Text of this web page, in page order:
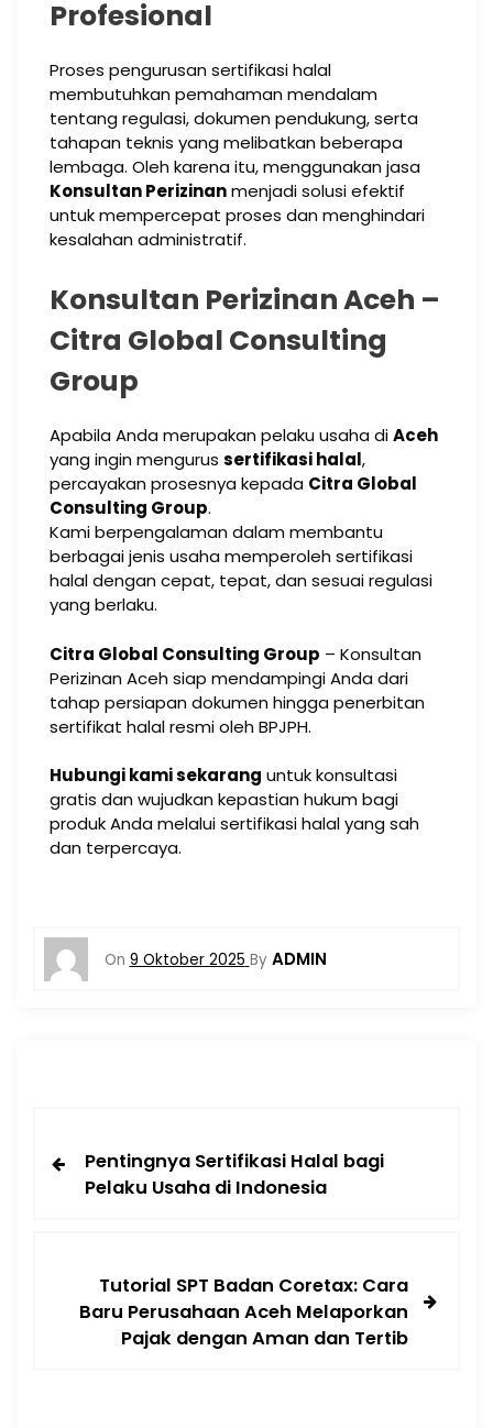
Profesional
Proses pengurusan sertifikasi halal
membutuhkan pemahaman mendalam
tentang regulasi, dokumen pendukung, serta
tahapan teknis yang melibatkan beberapa
lembaga. Oleh karena itu, menggunakan jasa
Konsultan Perizinanmenjadi solusi efektif
untuk mempercepat proses dan menghindari
kesalahan administratif.
Konsultan Perizinan Aceh –
Citra Global Consulting
Group
Apabila Anda merupakan pelaku usaha diAceh
yang ingin mengurus sertifikasi halal,
percayakan prosesnya kepada Citra Global
Consulting Group.
Kami berpengalaman dalam membantu
berbagai jenis usaha memperoleh sertifikasi
halal dengan cepat, tepat, dan sesuai regulasi
yang berlaku.
Citra Global Consulting Group – Konsultan
Perizinan Aceh siap mendampingi Anda dari
tahap persiapan dokumen hingga penerbitan
sertifikat halal resmi oleh BPJPH.
Hubungi kami sekarang untuk konsultasi
gratis dan wujudkan kepastian hukum bagi
produk Anda melalui sertifikasi halal yang sah
dan terpercaya.
On 9 Oktober 2025 By ADMIN
Pentingnya Sertifikasi Halal bagi
Pelaku Usaha di Indonesia
Tutorial SPT Badan Coretax: Cara
Baru Perusahaan Aceh Melaporkan
Pajak dengan Aman dan Tertib